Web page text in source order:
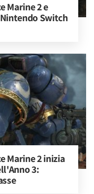
Marine 2 e
Switch
Marine 2 inizia
3: